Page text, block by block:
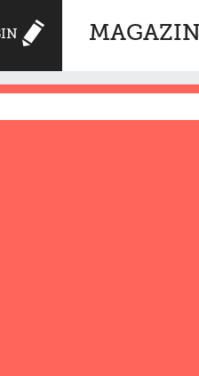
MAGAZIN